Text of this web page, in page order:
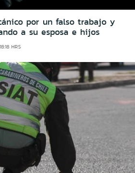
por un falso trabajo y
a su esposa e hijos
HRS